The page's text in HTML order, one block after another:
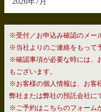
※受付／お申込み確認のメー
※当社よりのご連絡をもって
※確認事項が必要な時には、
もございます。
※お客様の個人情報は、お客
弊社または弊社の預託会社に
※ご予約はこちらのフォーム